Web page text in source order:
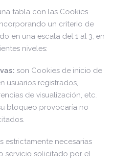
tabla con las Cookies
un criterio de
en una escala del 1 al 3, en
niveles:
son Cookies de inicio de
usuarios registrados,
de visualización, etc.
bloqueo provocaría no
estrictamente necesarias
servicio solicitado por el